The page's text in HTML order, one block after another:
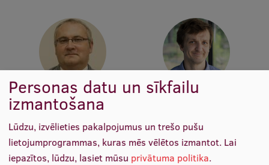
RSU zinātnes portāls
Zinātnes ietekme
Doktorantūras skola
Pētniecības pakalpojumi
Pētniecības projekti
Prof. Dr. iur. Jānis Grasis
Vadošais pētnieks
pētnieks
Personas datu un sīkfailu
izmantošana
Lūdzu, izvēlieties pakalpojumus un trešo pušu
lietojumprogrammas, kuras mēs vēlētos izmantot. Lai
iepazītos, lūdzu, lasiet mūsu privātuma politika.